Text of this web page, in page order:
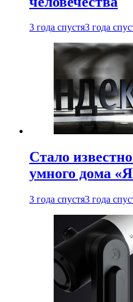
3 года спустя3 года
Стало
умного дома
3 года спустя3 года